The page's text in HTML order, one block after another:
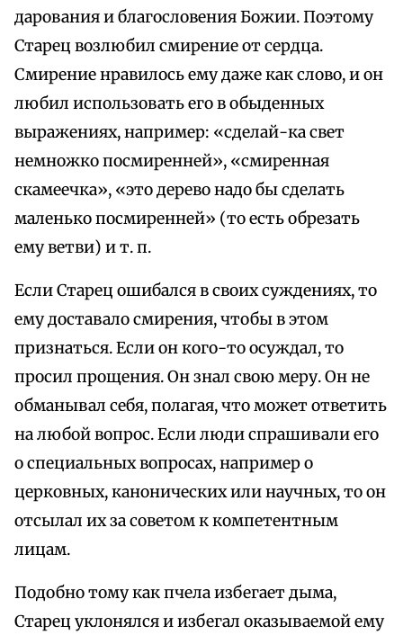
дарования и благословения Божии. Поэтому
Старец возлюбил смирение от сердца.
Смирение нравилось ему даже как слово, и он
любил использовать его в обыденных
выражениях, например: «сделай-ка свет
немножко посмиренней», «смиренная
скамеечка», «это дерево надо бы сделать
маленько посмиренней» (то есть обрезать
ему ветви) и т. п.
Если Старец ошибался в своих суждениях, то
ему доставало смирения, чтобы в этом
признаться. Если он кого-то осуждал, то
просил прощения. Он знал свою меру. Он не
обманывал себя, полагая, что может ответить
на любой вопрос. Если люди спрашивали его
о специальных вопросах, например о
церковных, канонических или научных, то он
отсылал их за советом к компетентным
лицам.
Подобно тому как пчела избегает дыма,
Старец уклонялся и избегал оказываемой ему